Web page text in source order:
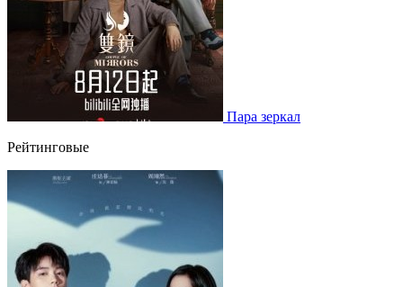
Пара зеркал
Рейтинговые